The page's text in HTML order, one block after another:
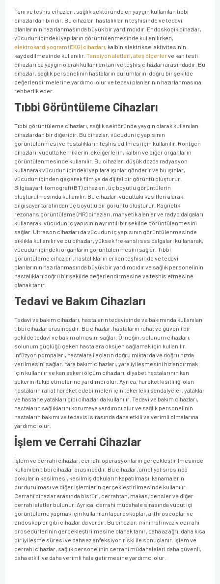
Tanı ve teşhis cihazları, sağlık sektöründe en yaygın kullanılan tıbbi
cihazlardan biridir. Bu cihazlar, hastalıkların teşhisinde ve tedavi
planlarının hazırlanmasında büyük bir yardımcıdır. Endoskopik cihazlar,
vücudun içindeki yapıların görüntülenmesinde kullanılırken,
elektrokardiyogram (EKG) cihazları, kalbin elektriksel aktivitesinin
kaydedilmesinde kullanılır. Tansiyon aletleri, ateş ölçerlerve kan testi
cihazları da yaygın olarak kullanılan tanı ve teşhis cihazları arasındadır. Bu
cihazlar, sağlık personelinin hastaların durumlarını doğru bir şekilde
değerlendirmelerine yardımcı olur ve tedavi planlarının hazırlanmasına
rehberlik eder.
Tıbbi Görüntüleme Cihazları
Tıbbi görüntüleme cihazları, sağlık sektöründe yaygın olarak kullanılan
cihazlardan bir diğeridir. Bu cihazlar, vücudun iç yapısının
görüntülenmesi ve hastalıkların teşhis edilmesi için kullanılır. Röntgen
cihazları, vücutta kemiklerin, akciğerlerin, kalbin ve diğer organların
görüntülenmesinde kullanılır. Bu cihazlar, düşük dozda radyasyon
kullanarak vücudun içindeki yapılara ışınlar gönderir ve bu ışınlar,
vücudun içinden geçerek film ya da dijital bir görüntü oluşturur.
Bilgisayarlı tomografi (BT) cihazları, üç boyutlu görüntülerin
oluşturulmasında kullanılır. Bu cihazlar, vücuttaki kesitleri alarak,
bilgisayar tarafından üç boyutlu bir görüntü oluşturur. Magnetik
rezonans görüntüleme (MR) cihazları, manyetik alanlar ve radyo dalgaları
kullanarak, vücudun iç yapısının ayrıntılı bir şekilde görüntülenmesini
sağlar. Ultrason cihazları da vücudun iç yapısının görüntülenmesinde
sıklıkla kullanılır ve bu cihazlar, yüksek frekanslı ses dalgaları kullanarak,
vücudun içindeki organların görüntülenmesini sağlar. Tıbbi
görüntüleme cihazları, hastalıkların erken teşhisinde ve tedavi
planlarının hazırlanmasında büyük bir yardımcıdır ve sağlık personelinin
hastalıkları doğru bir şekilde değerlendirmesine ve teşhis etmesine
olanak tanır.
Tedavi ve Bakım Cihazları
Tedavi ve bakım cihazları, hastaların tedavisinde ve bakımında kullanılan
tıbbi cihazlar arasındadır. Bu cihazlar, hastaların rahat ve güvenli bir
şekilde tedavi ve bakım almasını sağlar. Örneğin, solunum cihazları,
solunum güçlüğü çeken hastalara oksijen sağlamak için kullanılır.
İnfüzyon pompaları, hastalara ilaçların doğru miktarda ve doğru hızda
verilmesini sağlar. Yara bakım cihazları, yara iyileşmesini hızlandırmak
için kullanılır ve kan şekeri ölçüm cihazları, diyabet hastalarının kan
şekerini takip etmelerine yardımcı olur. Ayrıca, hareket kısıtlılığı olan
hastaların rahat hareket edebilmeleri için tekerlekli sandalyeler, yataklar
ve hastane yatakları gibi cihazlar da kullanılır. Tedavi ve bakım cihazları,
hastaların sağlıklarını korumaya yardımcı olur ve sağlık personelinin
hastaların bakımı ve tedavisi sırasında daha etkili ve verimli olmalarına
yardımcı olur.
İşlem ve Cerrahi Cihazlar
İşlem ve cerrahi cihazlar, cerrahi operasyonların gerçekleştirilmesinde
kullanılan tıbbi cihazlar arasındadır. Bu cihazlar, ameliyat sırasında
dokuların kesilmesi, kesilmiş dokuların kapatılması, kanamaların
durdurulması ve diğer işlemlerin gerçekleştirilmesinde kullanılır.
Cerrahi cihazlar arasında bistüri, cerrahtan, makas, pensler ve diğer
cerrahi aletler bulunur. Ayrıca, cerrahi müdahale sırasında vücut içi
görüntüleme yapmak için kullanılan laparoskoplar, arthroscoplar ve
endoskoplar gibi cihazlar da vardır. Bu cihazlar, minimal invaziv cerrahi
prosedürlerinin gerçekleştirilmesine olanak tanır, daha az ağrı, daha kısa
bir iyileşme süresi ve daha az enfeksiyon riski ile sonuçlanır. İşlem ve
cerrahi cihazlar, sağlık personelinin cerrahi müdahaleleri daha güvenli,
daha etkili ve daha verimli hale getirmesine yardımcı olur.